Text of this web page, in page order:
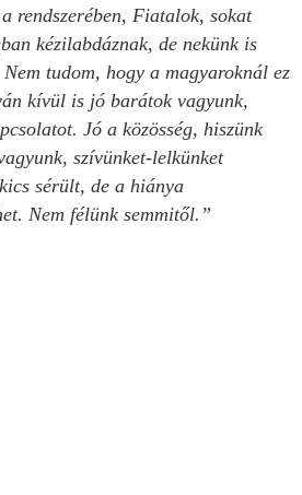
rendszerében, Fiatalok, sokat
kézilabdáznak, de nekünk is
tudom, hogy a magyaroknál ez
kívül is jó barátok vagyunk,
Jó a közösség, hiszünk
szívünket-lelkünket
sérült, de a hiánya
Nem félünk semmitől.”